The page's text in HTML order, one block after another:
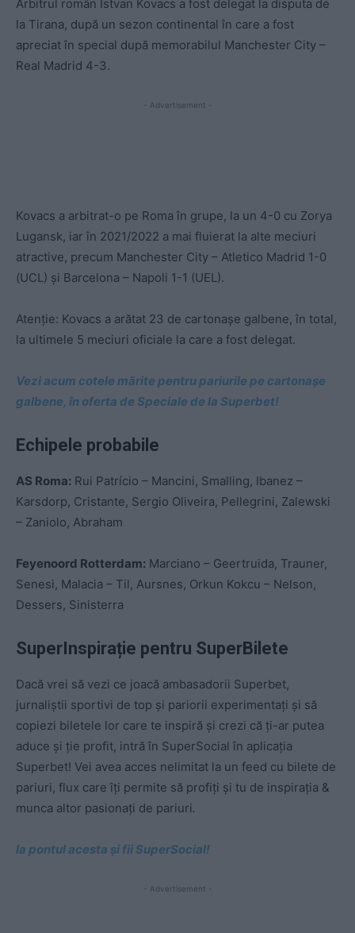
Arbitrul român Istvan Kovacs a fost delegat la disputa de
la Tirana, după un sezon continental în care a fost
apreciat în special după memorabilul Manchester City –
Real Madrid 4-3.
- Advertisement -
Kovacs a arbitrat-o pe Roma în grupe, la un 4-0 cu Zorya
Lugansk, iar în 2021/2022 a mai fluierat la alte meciuri
atractive, precum Manchester City – Atletico Madrid 1-0
(UCL) și Barcelona – Napoli 1-1 (UEL).
Atenție: Kovacs a arătat 23 de cartonașe galbene, în total,
la ultimele 5 meciuri oficiale la care a fost delegat.
Vezi acum cotele mărite pentru pariurile pe cartonașe
galbene, în oferta de Speciale de la Superbet!
Echipele probabile
AS Roma: Rui Patrício – Mancini, Smalling, Ibanez –
Karsdorp, Cristante, Sergio Oliveira, Pellegrini, Zalewski
– Zaniolo, Abraham
Feyenoord Rotterdam: Marciano – Geertruida, Trauner,
Senesi, Malacia – Til, Aursnes, Orkun Kokcu – Nelson,
Dessers, Sinisterra
SuperInspirație pentru SuperBilete
Dacă vrei să vezi ce joacă ambasadorii Superbet,
jurnaliștii sportivi de top și pariorii experimentați și să
copiezi biletele lor care te inspiră și crezi că ți-ar putea
aduce și ție profit, intră în SuperSocial în aplicația
Superbet! Vei avea acces nelimitat la un feed cu bilete de
pariuri, flux care îți permite să profiți și tu de inspirația &
munca altor pasionați de pariuri.
Ia pontul acesta și fii SuperSocial!
- Advertisement -